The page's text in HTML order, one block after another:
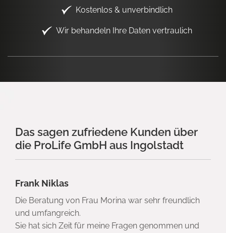
Kostenlos & unverbindlich
Wir behandeln Ihre Daten vertraulich
Das sagen zufriedene Kunden über
die ProLife GmbH aus Ingolstadt
Frank Niklas
Die Beratung von Frau Morina war sehr freundlich
und umfangreich.
Sie hat sich Zeit für meine Fragen genommen und